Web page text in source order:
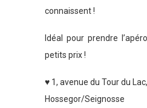
connaissent !
Idéal pour prendre
petits prix !
♥ 1, avenue du Tour du Lac,
Hossegor/Seignosse